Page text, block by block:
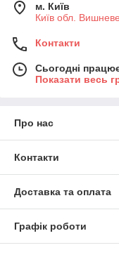
м. Київ
Київ обл.
Контакти
Сьогодні
Показати весь
Про нас
Контакти
Доставка та оплата
Графік роботи